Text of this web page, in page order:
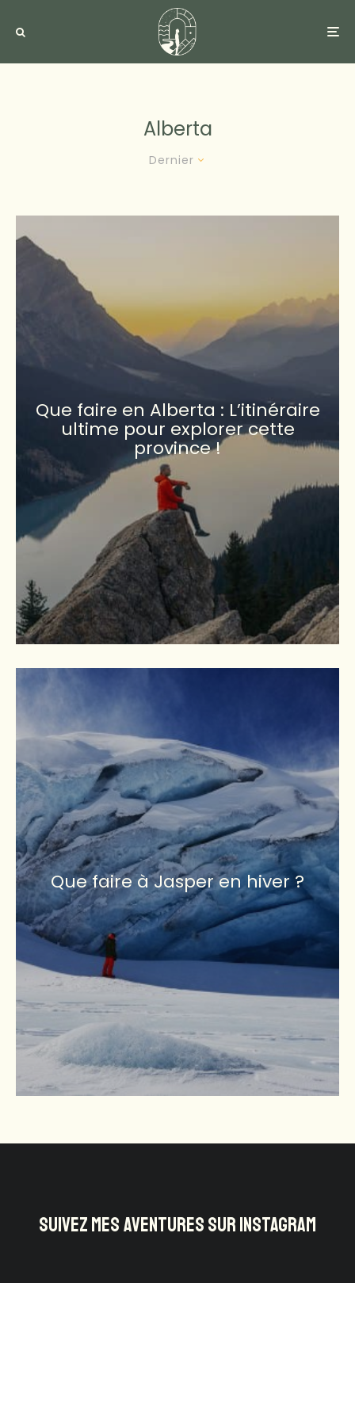
Alberta
Dernier
Que faire en Alberta : L’itinéraire
ultime pour explorer cette
province !
Que faire à Jasper en hiver ?
SUIVEZ MES AVENTURES SUR INSTAGRAM